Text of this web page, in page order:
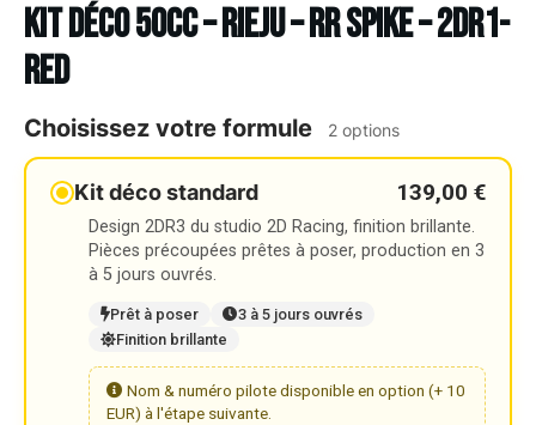
Kit déco 50cc – RIEJU – RR SPIKE – 2DR1-
RED
Choisissez votre formule 2 options
Kit déco standard 139,00 €
Design 2DR3 du studio 2D Racing, finition brillante.
Pièces précoupées prêtes à poser, production en 3
à 5 jours ouvrés.
Prêt à poser
3 à 5 jours ouvrés
Finition brillante
Nom & numéro pilote disponible en option (+ 10
EUR) à l'étape suivante.